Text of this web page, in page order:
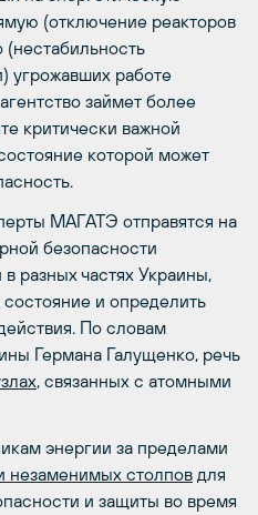
(отключение реакторов
угрожавших работе
займет более
критически важной
которой может
МАГАТЭ отправятся на
безопасности
разных частях Украины,
и определить
По словам
Германа Галущенко, речь
, связанных с атомными
энергии за пределами
незаменимых столпов для
и защиты во время